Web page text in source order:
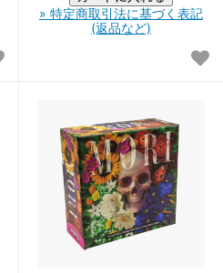
» 特定商取引法に基づく表記
(返品など)